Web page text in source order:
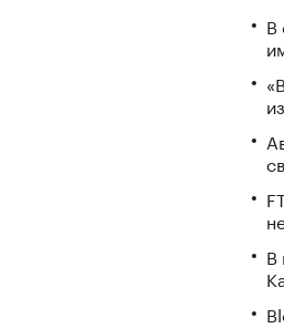
В
В